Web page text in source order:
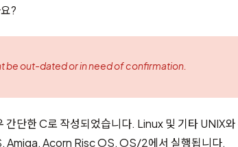
?
be out-dated or in need of confirmation.
단한 C로 작성되었습니다. Linux 및 기타 UNIX와
Acorn Risc OS, OS/2에서 실행됩니다.